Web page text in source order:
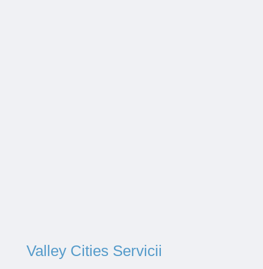
Valley Cities Servicii